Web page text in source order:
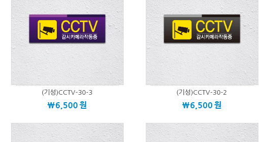
(기성)CCTV-30-3
\6,500원
(기성)CCTV-30-2
\6,500원